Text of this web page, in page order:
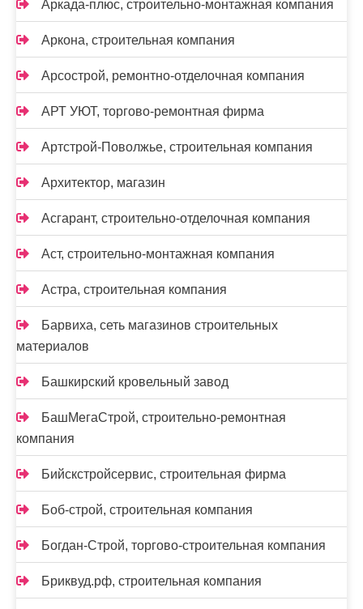
Аркада-плюс, строительно-монтажная компания
Аркона, строительная компания
Арсострой, ремонтно-отделочная компания
АРТ УЮТ, торгово-ремонтная фирма
Артстрой-Поволжье, строительная компания
Архитектор, магазин
Асгарант, строительно-отделочная компания
Аст, строительно-монтажная компания
Астра, строительная компания
Барвиха, сеть магазинов строительных
материалов
Башкирский кровельный завод
БашМегаСтрой, строительно-ремонтная
компания
Бийскстройсервис, строительная фирма
Боб-строй, строительная компания
Богдан-Строй, торгово-строительная компания
Бриквуд.рф, строительная компания